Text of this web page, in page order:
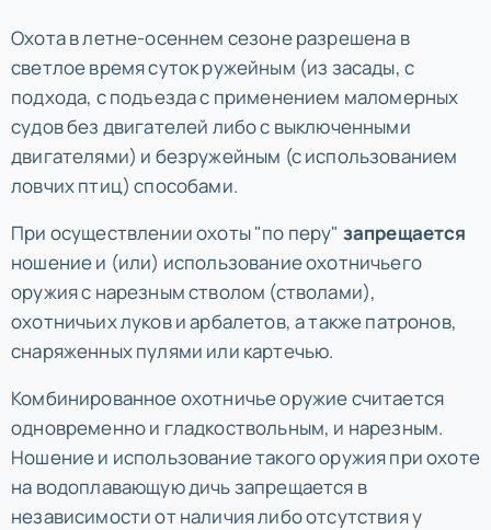
Охота в летне-осеннем сезоне разрешена в
светлое время суток ружейным (из засады, с
подхода, с подъезда с применением маломерных
судов без двигателей либо с выключенными
двигателями) и безружейным (с использованием
ловчих птиц) способами.
При осуществлении охоты "по перу" запрещается
ношение и (или) использование охотничьего
оружия с нарезным стволом (стволами),
охотничьих луков и арбалетов, а также патронов,
снаряженных пулями или картечью.
Комбинированное охотничье оружие считается
одновременно и гладкоствольным, и нарезным.
Ношение и использование такого оружия при охоте
на водоплавающую дичь запрещается в
независимости от наличия либо отсутствия у